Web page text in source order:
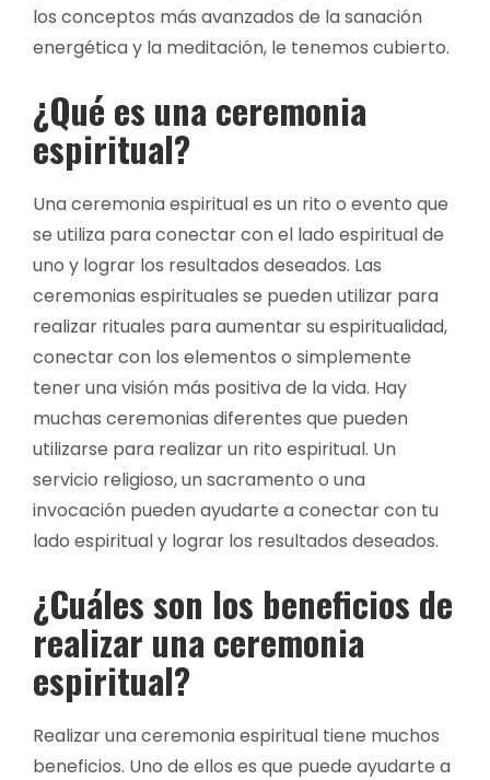
los conceptos más avanzados de la sanación
energética y la meditación, le tenemos cubierto.
¿Qué es una ceremonia
espiritual?
Una ceremonia espiritual es un rito o evento que
se utiliza para conectar con el lado espiritual de
uno y lograr los resultados deseados. Las
ceremonias espirituales se pueden utilizar para
realizar rituales para aumentar su espiritualidad,
conectar con los elementos o simplemente
tener una visión más positiva de la vida. Hay
muchas ceremonias diferentes que pueden
utilizarse para realizar un rito espiritual. Un
servicio religioso, un sacramento o una
invocación pueden ayudarte a conectar con tu
lado espiritual y lograr los resultados deseados.
¿Cuáles son los beneficios de
realizar una ceremonia
espiritual?
Realizar una ceremonia espiritual tiene muchos
beneficios. Uno de ellos es que puede ayudarte a